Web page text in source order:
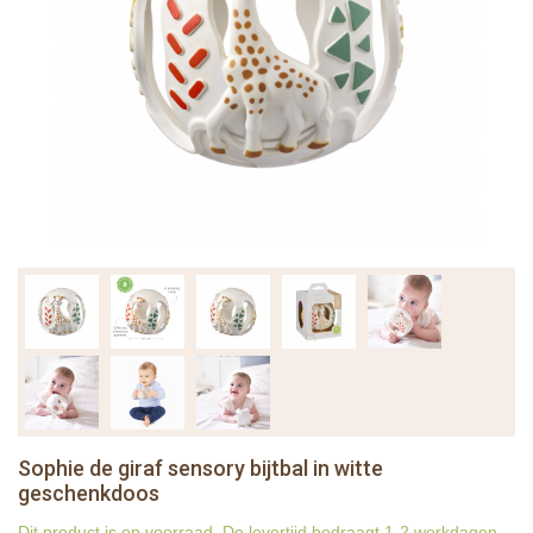
Sophie de giraf sensory bijtbal in witte
geschenkdoos